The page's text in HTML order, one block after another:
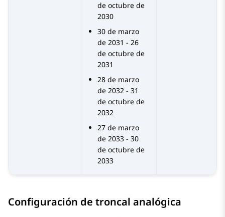
de octubre de
2030
30 de marzo
de 2031 - 26
de octubre de
2031
28 de marzo
de 2032 - 31
de octubre de
2032
27 de marzo
de 2033 - 30
de octubre de
2033
Configuración de troncal analógica